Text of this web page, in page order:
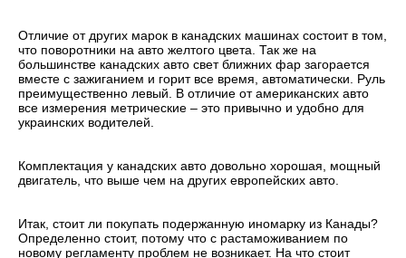
Отличие от других марок в канадских машинах состоит в том,
что поворотники на авто желтого цвета. Так же на
большинстве канадских авто свет ближних фар загорается
вместе с зажиганием и горит все время, автоматически. Руль
преимущественно левый. В отличие от американских авто
все измерения метрические – это привычно и удобно для
украинских водителей.
Комплектация у канадских авто довольно хорошая, мощный
двигатель, что выше чем на других европейских авто.
Итак, стоит ли покупать подержанную иномарку из Канады?
Определенно стоит, потому что с растаможиванием по
новому регламенту проблем не возникает. На что стоит